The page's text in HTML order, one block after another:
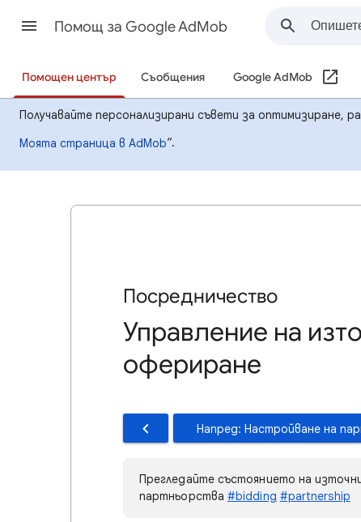
Помощ за Google AdMob
Помощен център Съобщения Google AdMob
Получавайте персонализирани съвети за оптимизиране,
Моята страница в AdMob“.
Посредничество
Управление на
офериране
Напред: Настройване на
Прегледайте състоянието на
партньорства#bidding #partnership